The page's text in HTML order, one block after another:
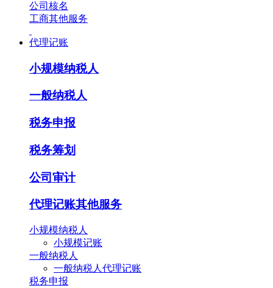
公司核名
工商其他服务
代理记账
小规模纳税人
一般纳税人
税务申报
税务筹划
公司审计
代理记账其他服务
小规模纳税人
小规模记账
一般纳税人
一般纳税人代理记账
税务申报